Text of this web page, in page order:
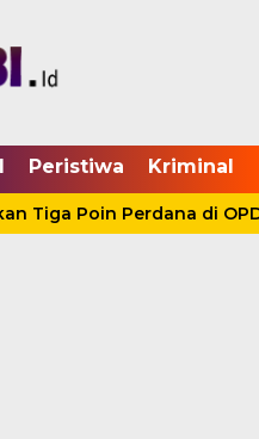
Peristiwa Kriminal
Poin Perdana di OPD